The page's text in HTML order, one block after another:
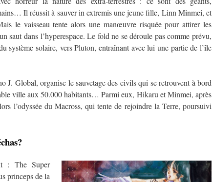
Il réussit à sauver in extremis une jeune fille, Linn Minmei, et
le vaisseau tente alors une manœuvre risquée pour attirer les
saut dans l’hyperespace. Le fold ne se déroule pas comme prévu,
système solaire, vers Pluton, entraînant avec lui une partie de l’île
J. Global, organise le sauvetage des civils qui se retrouvent à bord
ville aux 50.000 habitants… Parmi eux, Hikaru et Minmei, après
l’odyssée du Macross, qui tente de rejoindre la Terre, poursuivi
: The Super
princeps de la